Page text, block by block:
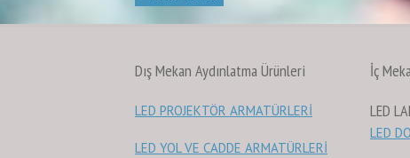
Dış Mekan Aydınlatma Ürünleri
LED PROJEKTÖR ARMATÜRLERİ
LED YOL VE CADDE ARMATÜRLERİ
İç
LED
LED